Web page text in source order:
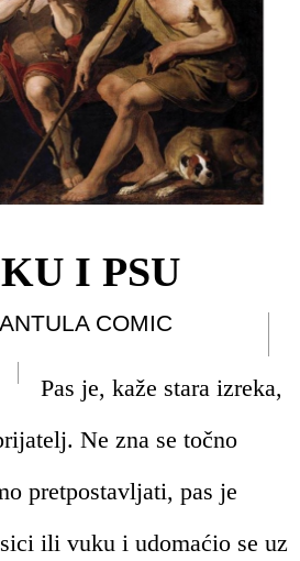
I PSU
COMIC
Pas je, kaže stara izreka,
Ne zna se točno
pretpostavljati, pas je
ili vuku i udomaćio se uz